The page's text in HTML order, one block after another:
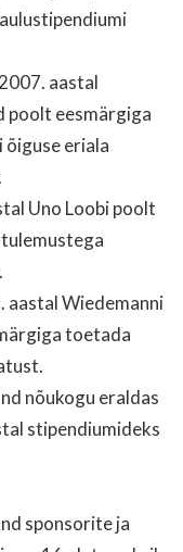
aastal
poolt eesmärgiga
eriala
Uno Loobi poolt
aastal Wiedemanni
toetada
nõukogu eraldas
stipendiumideks
sponsorite ja